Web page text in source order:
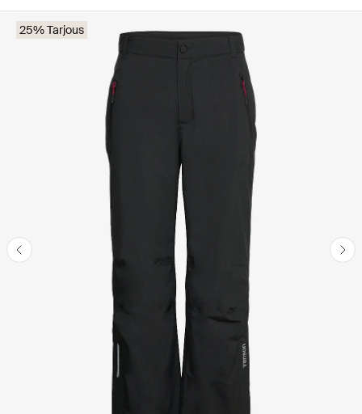
25% Tarjous